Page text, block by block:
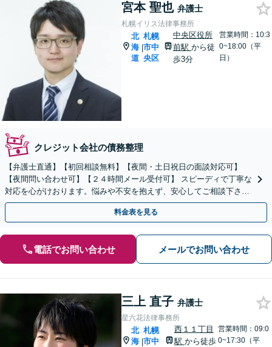
宮本 聖也 弁護士
札幌イリス法律事務所
北
海
道
|
札幌
市中
央区
中央区役所
前駅 から徒
歩3分
営業時間：10:3
0~18:00（平
日）
クレジット会社の債務整理
【弁護士直通】【初回相談無料】【夜間・土日祝日の面談対応可】
【夜間問い合わせ可】【２４時間メール受付可】 スピーディで丁寧な
対応を心がけおります。悩みや不安を抱えず、安心してご相談下さ
い。
料金表を見る
電話でお問い合わせ メールでお問い合わせ
三上 直子 弁護士
星六花法律事務所
北
海 |
札幌
市中
西１１丁目
駅 から徒歩
営業時間：09:0
0~17:30（平